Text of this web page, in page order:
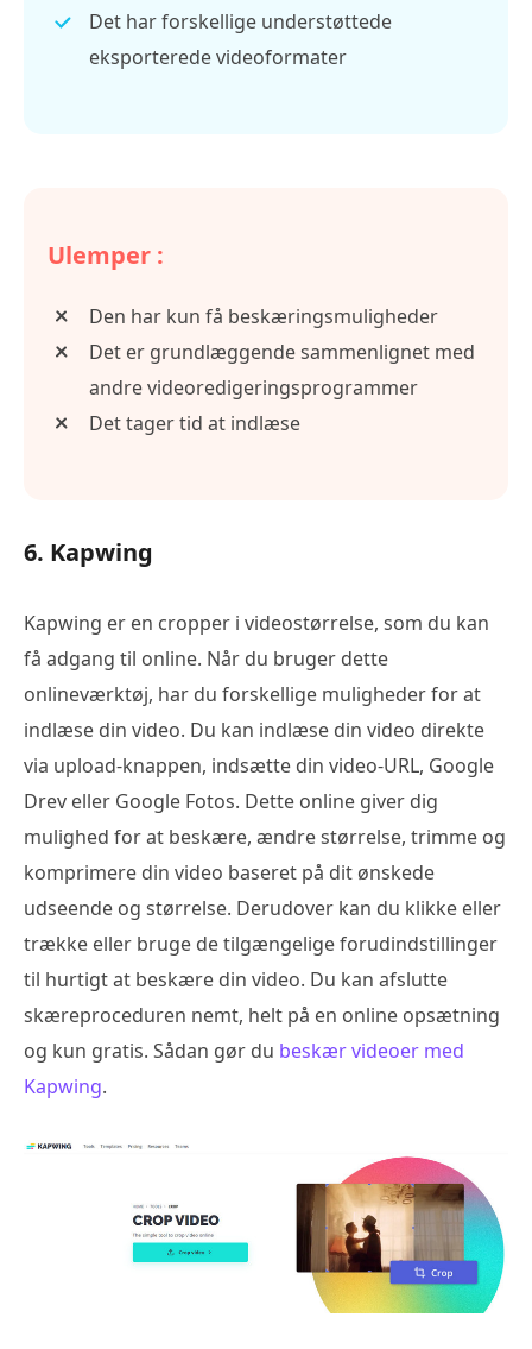
Det har forskellige understøttede
eksporterede videoformater
Ulemper :
Den har kun få beskæringsmuligheder
Det er grundlæggende sammenlignet med
andre videoredigeringsprogrammer
Det tager tid at indlæse
6. Kapwing
Kapwing er en cropper i videostørrelse, som du kan
få adgang til online. Når du bruger dette
onlineværktøj, har du forskellige muligheder for at
indlæse din video. Du kan indlæse din video direkte
via upload-knappen, indsætte din video-URL, Google
Drev eller Google Fotos. Dette online giver dig
mulighed for at beskære, ændre størrelse, trimme og
komprimere din video baseret på dit ønskede
udseende og størrelse. Derudover kan du klikke eller
trække eller bruge de tilgængelige forudindstillinger
til hurtigt at beskære din video. Du kan afslutte
skæreproceduren nemt, helt på en online opsætning
og kun gratis. Sådan gør du beskær videoer med
Kapwing.